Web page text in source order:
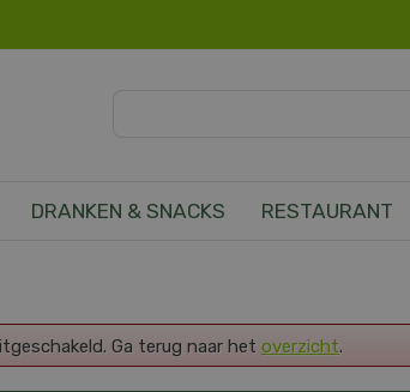
DRANKEN & SNACKS RESTAURANT
Ga terug naar het overzicht.